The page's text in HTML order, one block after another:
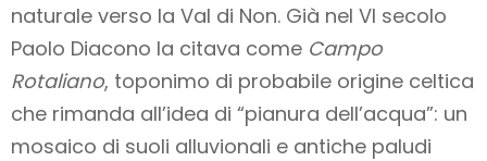
naturale verso la Val di Non. Già nel VI secolo
Paolo Diacono la citava come Campo
Rotaliano, toponimo di probabile origine celtica
che rimanda all’idea di “pianura dell’acqua”: un
mosaico di suoli alluvionali e antiche paludi